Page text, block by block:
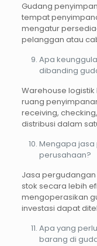
Gudang
tempat
mengatur
pelanggan atau
Apa
dibanding
Warehouse
ruang
receiving,
distribusi dalam
Mengapa
perusahaan?
Jasa
stok secara lebih
mengoperasikan
investasi dapat
Apa yang
barang di